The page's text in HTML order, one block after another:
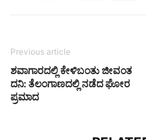
Previous article
ಶವಾಗಾರದಲ್ಲಿ ಕೇಳಿಬಂತು ಜೀವಂತ
ದನಿ: ತೆಲಂಗಾಣದಲ್ಲಿ ನಡೆದ ಘೋರ
ಪ್ರಮಾದ